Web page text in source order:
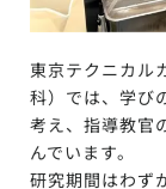
東京テクニカル
科）では、学び
考え、指導教官
んでいます。
研究期間はわず